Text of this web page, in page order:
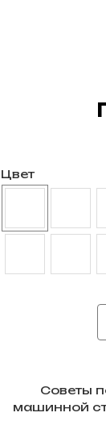
Цвет
Советы
машинной